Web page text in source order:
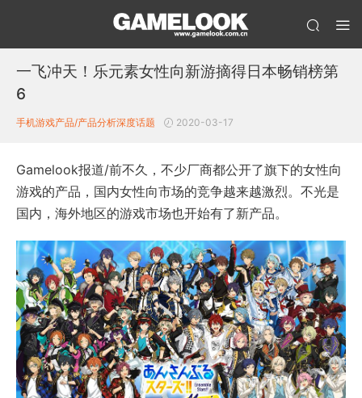
一飞冲天！乐元素女性向新游摘得日本畅销榜第
6
手机游戏产品/产品分析深度话题 2020-03-17
Gamelook报道/前不久，不少厂商都公开了旗下的女性向
游戏的产品，国内女性向市场的竞争越来越激烈。不光是
国内，海外地区的游戏市场也开始有了新产品。